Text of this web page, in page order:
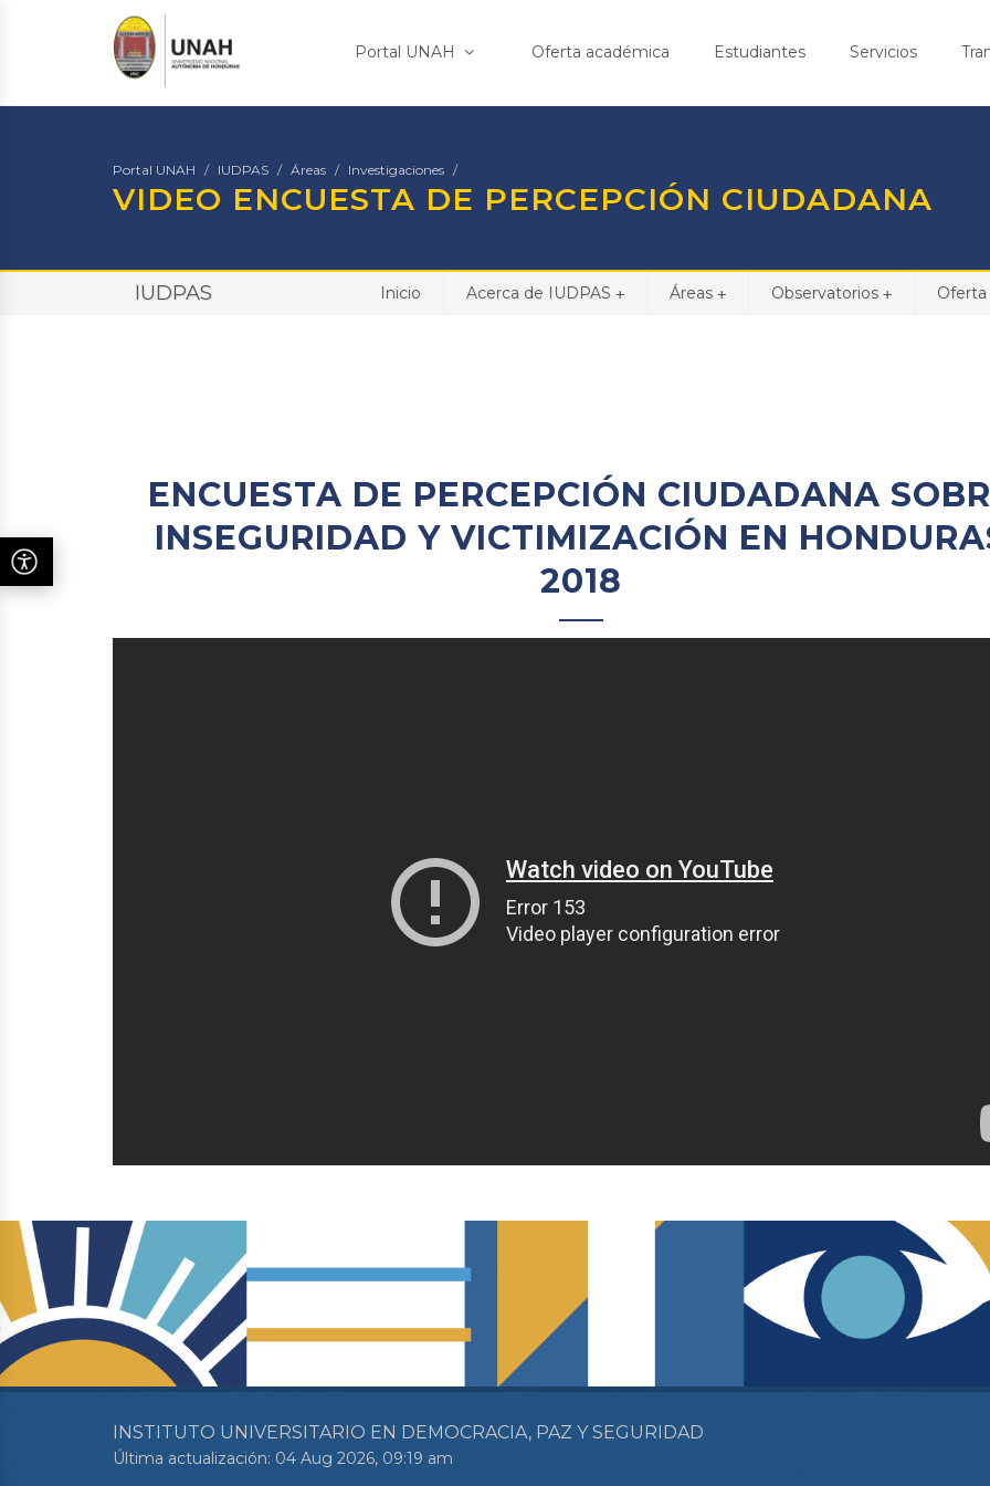
Portal UNAH Oferta académica Estudiantes Servicios
Portal UNAH IUDPAS Áreas Investigaciones
VIDEO ENCUESTA DE PERCEPCIÓN CIUDADANA
IUDPAS Inicio +
Acerca de IUDPAS +
Áreas +
Observatorios
ENCUESTA DE PERCEPCIÓN CIUDADANA
INSEGURIDAD Y VICTIMIZACIÓN EN
2018
INSTITUTO UNIVERSITARIO EN DEMOCRACIA, PAZ Y SEGURIDAD
Última actualización: 04 Aug 2026, 09:19 am